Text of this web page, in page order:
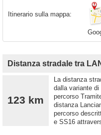
Itinerario sulla mappa:
Distanza stradale tra
123 km
La distanza
dalla variante di
percorso
distanza
percorso
e SS16